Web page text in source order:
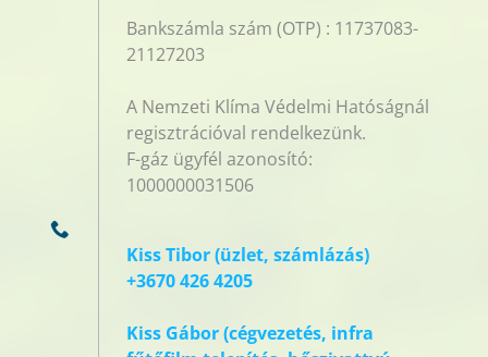
Bankszámla szám (OTP) : 11737083-
21127203
A Nemzeti Klíma Védelmi Hatóságnál
regisztrációval rendelkezünk.
F-gáz ügyfél azonosító:
1000000031506
Kiss Tibor (üzlet, számlázás)
+3670 426 4205
Kiss Gábor (cégvezetés, infra